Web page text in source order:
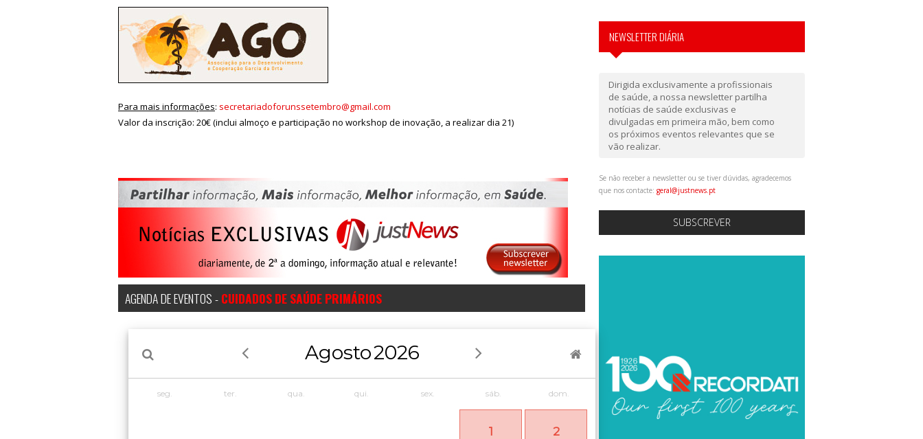
Para mais informações: secretariadoforunssetembro@gmail.com
Valor da inscrição: 20€ (inclui almoço e participação no workshop de inovação, a realizar dia 21)
AGENDA DE EVENTOS -CUIDADOS DE SAÚDE PRIMÁRIOS
Agosto2026
seg. ter. qua. qui. sex. sáb. dom.
1 2
NEWSLETTER DIÁRIA
Dirigida exclusivamente a profissionais
de saúde, a nossa newsletter partilha
notícias de saúde exclusivas e
divulgadas em primeira mão, bem como
os próximos eventos relevantes que se
vão realizar.
Se não receber a newsletter ou se tiver dúvidas, agradecemos
que nos contacte: geral@justnews.pt
SUBSCREVER